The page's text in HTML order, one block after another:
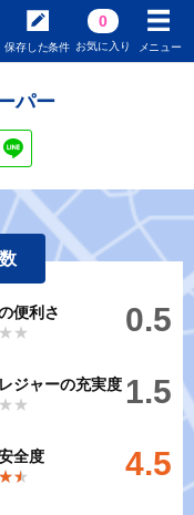
保存した条件
0
お気に入り メニュー
パー
便利さ
0.5
ジャーの充実度 1.5
全度
4.5